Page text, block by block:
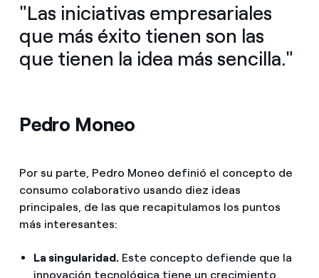
"Las iniciativas empresariales
que más éxito tienen son las
que tienen la idea más sencilla."
Pedro Moneo
Por su parte, Pedro Moneo definió el concepto de
consumo colaborativo usando diez ideas
principales, de las que recapitulamos los puntos
más interesantes:
La singularidad.Este concepto defiende que la
innovación tecnológica tiene un crecimiento